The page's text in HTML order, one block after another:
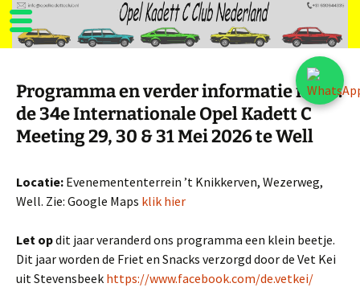
inhoud
Programma en verder informatie m.b.t.
de 34e Internationale Opel Kadett C
Meeting 29, 30 & 31 Mei 2026 te Well
Locatie: Evenemententerrein ’t Knikkerven, Wezerweg,
Well. Zie: Google Maps klik hier
Let opdit jaar veranderd ons programma een klein beetje.
Dit jaar worden de Friet en Snacks verzorgd door de Vet Kei
uit Stevensbeek https://www.facebook.com/de.vetkei/